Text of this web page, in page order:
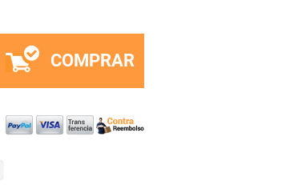
COMPRAR